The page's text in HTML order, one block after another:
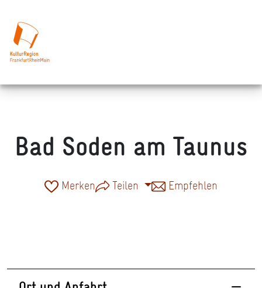
Bad Soden am Taunus
Merken Teilen Empfehlen